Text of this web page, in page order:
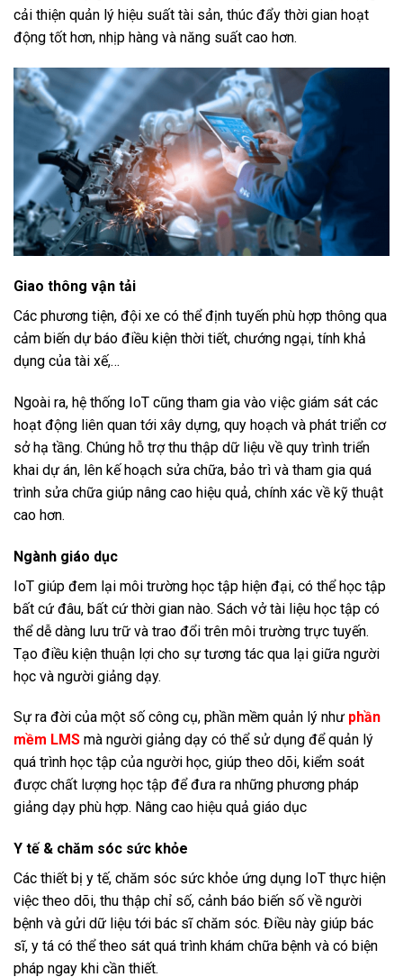
cải thiện quản lý hiệu suất tài sản, thúc đẩy thời gian hoạt
động tốt hơn, nhịp hàng và năng suất cao hơn.
Giao thông vận tải
Các phương tiện, đội xe có thể định tuyến phù hợp thông qua
cảm biến dự báo điều kiện thời tiết, chướng ngại, tính khả
dụng của tài xế,…
Ngoài ra, hệ thống IoT cũng tham gia vào việc giám sát các
hoạt động liên quan tới xây dựng, quy hoạch và phát triển cơ
sở hạ tầng. Chúng hỗ trợ thu thập dữ liệu về quy trình triển
khai dự án, lên kế hoạch sửa chữa, bảo trì và tham gia quá
trình sửa chữa giúp nâng cao hiệu quả, chính xác về kỹ thuật
cao hơn.
Ngành giáo dục
IoT giúp đem lại môi trường học tập hiện đại, có thể học tập
bất cứ đâu, bất cứ thời gian nào. Sách vở tài liệu học tập có
thể dễ dàng lưu trữ và trao đổi trên môi trường trực tuyến.
Tạo điều kiện thuận lợi cho sự tương tác qua lại giữa người
học và người giảng dạy.
Sự ra đời của một số công cụ, phần mềm quản lý như phần
mềm LMS mà người giảng dạy có thể sử dụng để quản lý
quá trình học tập của người học, giúp theo dõi, kiểm soát
được chất lượng học tập để đưa ra những phương pháp
giảng dạy phù hợp. Nâng cao hiệu quả giáo dục
Y tế & chăm sóc sức khỏe
Các thiết bị y tế, chăm sóc sức khỏe ứng dụng IoT thực hiện
việc theo dõi, thu thập chỉ số, cảnh báo biến số về người
bệnh và gửi dữ liệu tới bác sĩ chăm sóc. Điều này giúp bác
sĩ, y tá có thể theo sát quá trình khám chữa bệnh và có biện
pháp ngay khi cần thiết.